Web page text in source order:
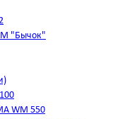
"Бычок"
WM 550